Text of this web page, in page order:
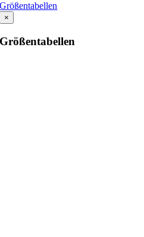
Größentabellen
×
Größentabellen